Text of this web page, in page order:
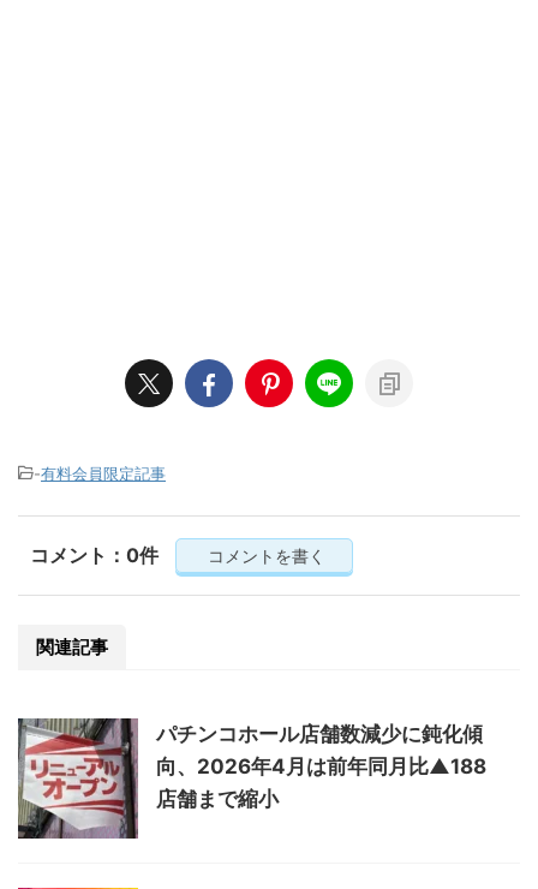
-有料会員限定記事
コメント：0件 コメントを書く
関連記事
パチンコホール店舗数減少に鈍化傾
向、2026年4月は前年同月比▲188
店舗まで縮小